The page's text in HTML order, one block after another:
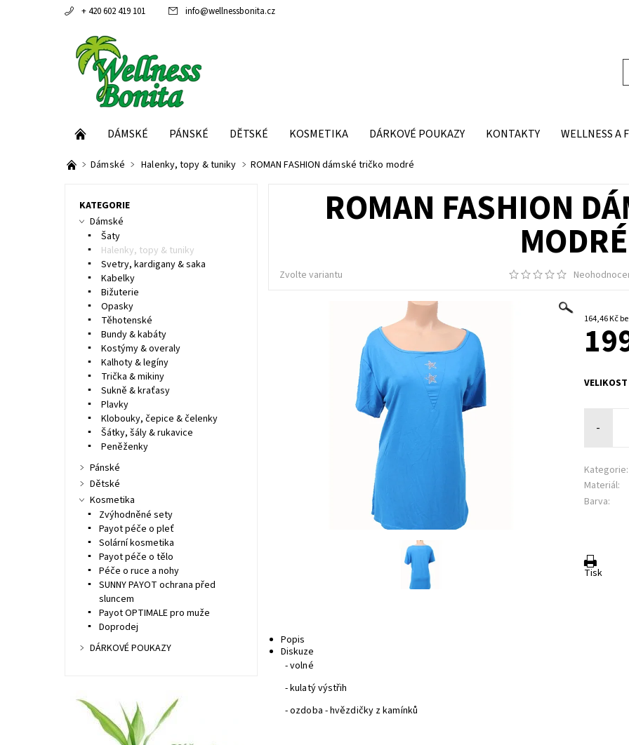
+ 420 602 419 101 info@wellnessbonita.cz
DÁMSKÉ PÁNSKÉ DĚTSKÉ KOSMETIKA DÁRKOVÉ POUKAZY KONTAKTY WELLNESS A
Dámské Halenky, topy & tuniky ROMAN FASHION dámské tričko modré
ROMAN FASHION
MODRÉ
Zvolte variantu
VELIKOST
-
Kategorie:
Materiál:
Barva:
Tisk
Popis
Diskuze
- volné
- kulatý výstřih
- ozdoba - hvězdičky z kamínků
KATEGORIE
Dámské
Šaty
Halenky, topy & tuniky
Svetry, kardigany & saka
Kabelky
Bižuterie
Opasky
Těhotenské
Bundy & kabáty
Kostýmy & overaly
Kalhoty & legíny
Trička & mikiny
Sukně & kraťasy
Plavky
Klobouky, čepice & čelenky
Šátky, šály & rukavice
Peněženky
Pánské
Dětské
Kosmetika
Zvýhodněné sety
Payot péče o pleť
Solární kosmetika
Payot péče o tělo
Péče o ruce a nohy
SUNNY PAYOT ochrana před
sluncem
Payot OPTIMALE pro muže
Doprodej
DÁRKOVÉ POUKAZY